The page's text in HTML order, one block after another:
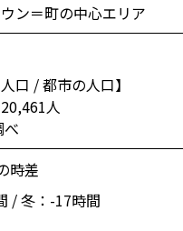
ン＝町の中心エリア
口 / 都市の人口】
人
時差
/ 冬：-17時間